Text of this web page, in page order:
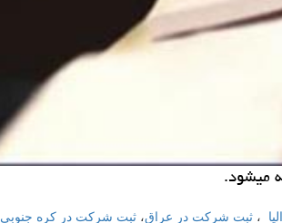
میشود.
، ثبت شرکت در عراق، ثبت شرکت در کره جنوبی